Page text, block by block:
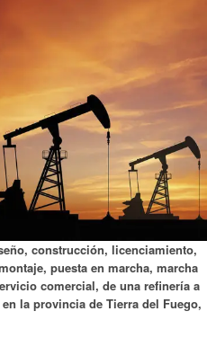
construcción, licenciamiento,
puesta en marcha, marcha
comercial, de una refinería a
la provincia de Tierra del Fuego,